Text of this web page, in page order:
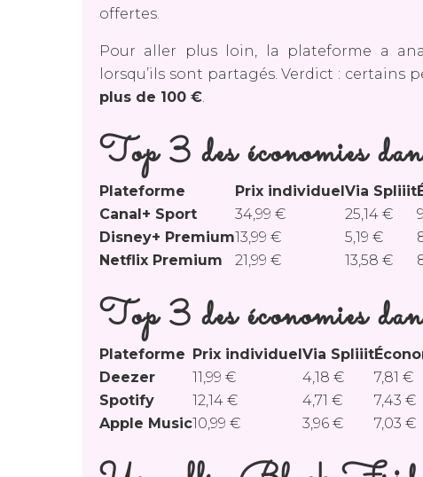
offertes.
Pour aller plus loin, la plateforme a
lorsqu’ils sont partagés. Verdict :
plus de 100 €.
Top 3 des économies
Plateforme Prix individuelVia Spliiit
Canal+ Sport
34,99 € 25,14 €
Disney+ Premium13,99 € 5,19 €
Netflix Premium
21,99 € 13,58 €
Top 3 des économies
Plateforme Prix individuelVia Spliiit
Deezer
11,99 € 4,18 € 7,81 €
Spotify
12,14 € 4,71 € 7,43 €
Apple Music10,99 € 3,96 € 7,03 €